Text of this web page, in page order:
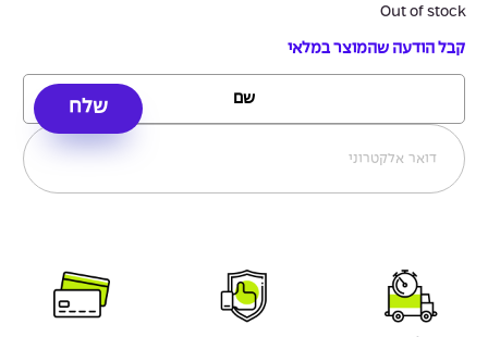
Out of stock
קבל הודעה שהמוצר במלאי